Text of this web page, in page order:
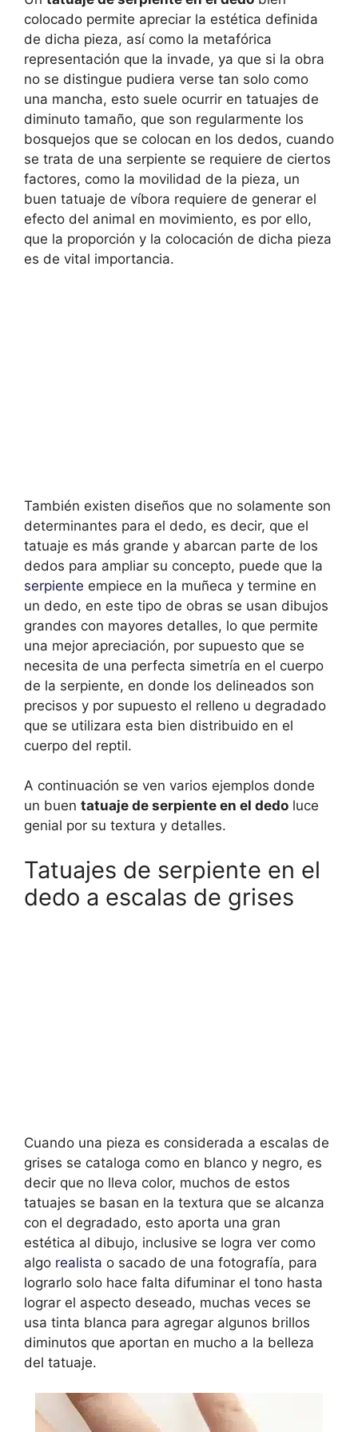
colocado permite apreciar la estética definida
de dicha pieza, así como la metafórica
representación que la invade, ya que si la obra
no se distingue pudiera verse tan solo como
una mancha, esto suele ocurrir en tatuajes de
diminuto tamaño, que son regularmente los
bosquejos que se colocan en los dedos, cuando
se trata de una serpiente se requiere de ciertos
factores, como la movilidad de la pieza, un
buen tatuaje de víbora requiere de generar el
efecto del animal en movimiento, es por ello,
que la proporción y la colocación de dicha pieza
es de vital importancia.
También existen diseños que no solamente son
determinantes para el dedo, es decir, que el
tatuaje es más grande y abarcan parte de los
dedos para ampliar su concepto, puede que la
serpiente empiece en la muñeca y termine en
un dedo, en este tipo de obras se usan dibujos
grandes con mayores detalles, lo que permite
una mejor apreciación, por supuesto que se
necesita de una perfecta simetría en el cuerpo
de la serpiente, en donde los delineados son
precisos y por supuesto el relleno u degradado
que se utilizara esta bien distribuido en el
cuerpo del reptil.
A continuación se ven varios ejemplos donde
un buen tatuaje de serpiente en el dedo luce
genial por su textura y detalles.
Tatuajes de serpiente en el
dedo a escalas de grises
Cuando una pieza es considerada a escalas de
grises se cataloga como en blanco y negro, es
decir que no lleva color, muchos de estos
tatuajes se basan en la textura que se alcanza
con el degradado, esto aporta una gran
estética al dibujo, inclusive se logra ver como
algo realista o sacado de una fotografía, para
lograrlo solo hace falta difuminar el tono hasta
lograr el aspecto deseado, muchas veces se
usa tinta blanca para agregar algunos brillos
diminutos que aportan en mucho a la belleza
del tatuaje.